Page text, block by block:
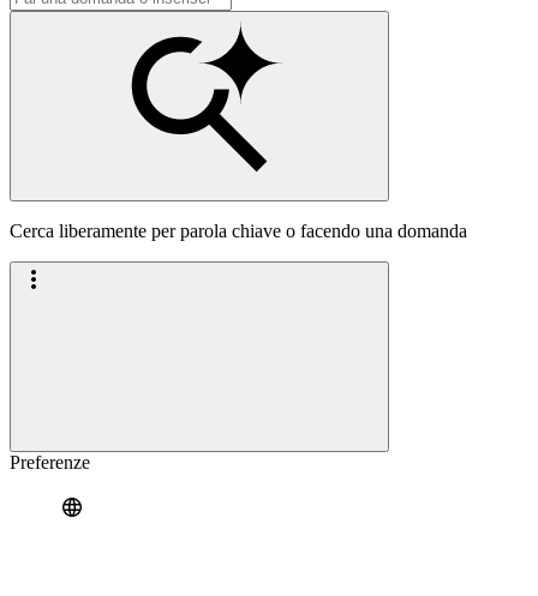
Cerca liberamente per parola chiave o facendo una domanda
Preferenze